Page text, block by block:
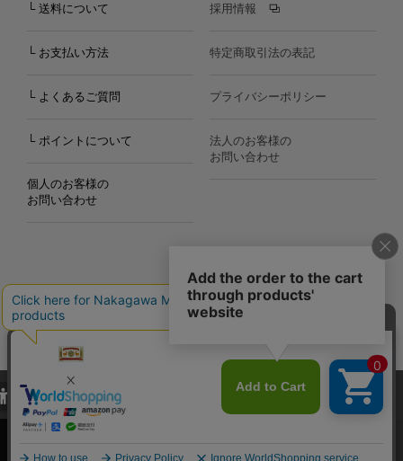
└ 送料について
└ お支払い方法
└ よくあるご質問
└ ポイントについて
個人のお客様の
お問い合わせ
採用情報
特定商取引法の表記
プライバシーポリシー
法人のお客様の
お問い合わせ
Copyright©2000
Nakagawa Masashichi Shoten All Rights Reserved.
当サイトでは、当サイト内における閲覧履歴・属性情報などの取得およ
び利便性向上のためにクッキー（Cookie）を使用いたします。詳細に
関しては「プライバシーポリシー
承諾する